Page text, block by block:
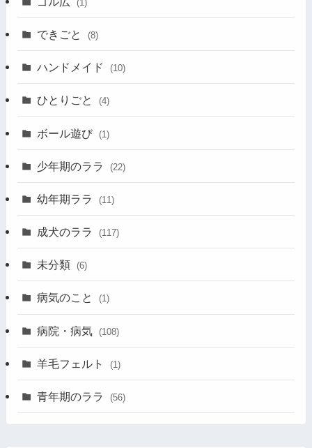
(1)
できごと (8)
ハンドメイド (10)
ひとりごと (4)
ボール遊び (1)
少年期のララ (22)
幼年期ララ (11)
成犬のララ (117)
未分類 (6)
病気のこと (1)
病院・病気 (108)
羊毛フェルト (1)
青年期のララ (56)